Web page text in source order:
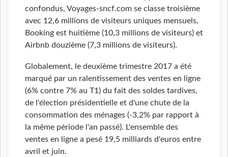
confondus, Voyages-sncf.com se classe troisième
avec 12,6 millions de visiteurs uniques mensuels,
Booking est huitième (10,3 millions de visiteurs) et
Airbnb douzième (7,3 millions de visiteurs).
Globalement, le deuxième trimestre 2017 a été
marqué par un ralentissement des ventes en ligne
(6% contre 7% au T1) du fait des soldes tardives,
de l'élection présidentielle et d'une chute de la
consommation des ménages (-3,2% par rapport à
la même période l'an passé). L'ensemble des
ventes en ligne a pesé 19,5 milliards d'euros entre
avril et juin.